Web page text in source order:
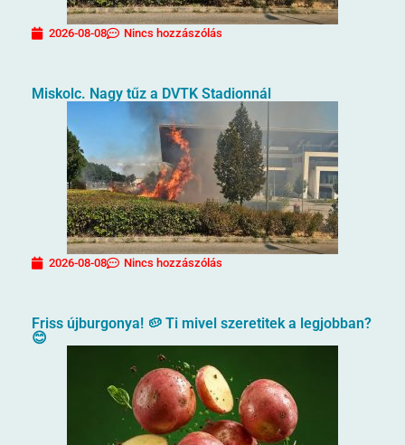
2026-08-08 Nincs hozzászólás
Miskolc. Nagy tűz a DVTK Stadionnál
2026-08-08 Nincs hozzászólás
Friss újburgonya! 🥔 Ti mivel szeretitek a legjobban?
😊